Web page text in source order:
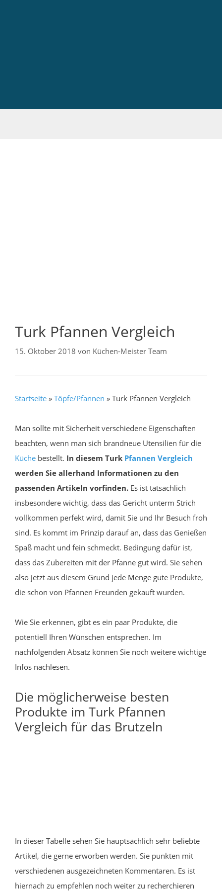
Turk Pfannen Vergleich
15. Oktober 2018 von Küchen-Meister Team
Startseite » Töpfe/Pfannen » Turk Pfannen Vergleich
Man sollte mit Sicherheit verschiedene Eigenschaften
beachten, wenn man sich brandneue Utensilien für die
Küche bestellt. In diesem Turk Pfannen Vergleich
werden Sie allerhand Informationen zu den
passenden Artikeln vorfinden. Es ist tatsächlich
insbesondere wichtig, dass das Gericht unterm Strich
vollkommen perfekt wird, damit Sie und Ihr Besuch froh
sind. Es kommt im Prinzip darauf an, dass das Genießen
Spaß macht und fein schmeckt. Bedingung dafür ist,
dass das Zubereiten mit der Pfanne gut wird. Sie sehen
also jetzt aus diesem Grund jede Menge gute Produkte,
die schon von Pfannen Freunden gekauft wurden.
Wie Sie erkennen, gibt es ein paar Produkte, die
potentiell Ihren Wünschen entsprechen. Im
nachfolgenden Absatz können Sie noch weitere wichtige
Infos nachlesen.
Die möglicherweise besten
Produkte im Turk Pfannen
Vergleich für das Brutzeln
In dieser Tabelle sehen Sie hauptsächlich sehr beliebte
Artikel, die gerne erworben werden. Sie punkten mit
verschiedenen ausgezeichneten Kommentaren. Es ist
hiernach zu empfehlen noch weiter zu recherchieren